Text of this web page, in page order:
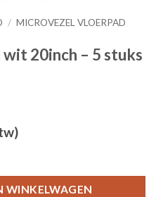
/ MICROVEZEL VLOERPAD
20inch – 5 stuks
WINKELWAGEN